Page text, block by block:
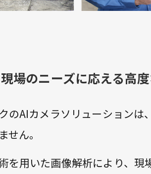
現場のニーズに応える高
のAIカメラソリューションは
せん。
を用いた画像解析により、現